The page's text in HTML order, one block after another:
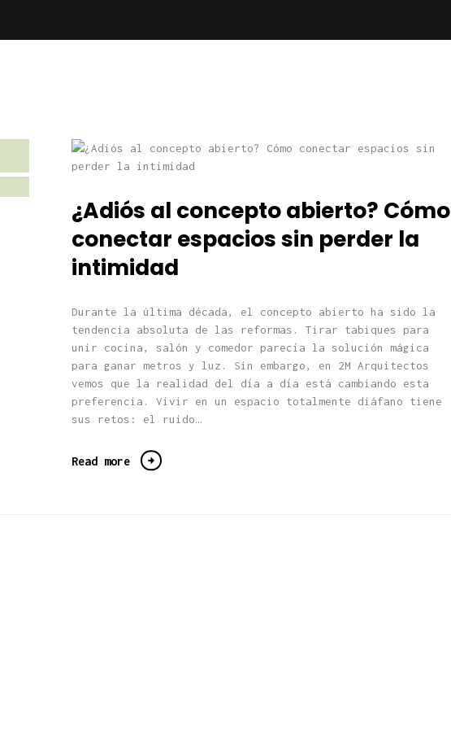
¿Adiós al concepto abierto? Cómo
conectar espacios sin perder la
intimidad
Durante la última década, el concepto abierto ha sido la
tendencia absoluta de las reformas. Tirar tabiques para
unir cocina, salón y comedor parecía la solución mágica
para ganar metros y luz. Sin embargo, en 2M Arquitectos
vemos que la realidad del día a día está cambiando esta
preferencia. Vivir en un espacio totalmente diáfano tiene
sus retos: el ruido…
Read more